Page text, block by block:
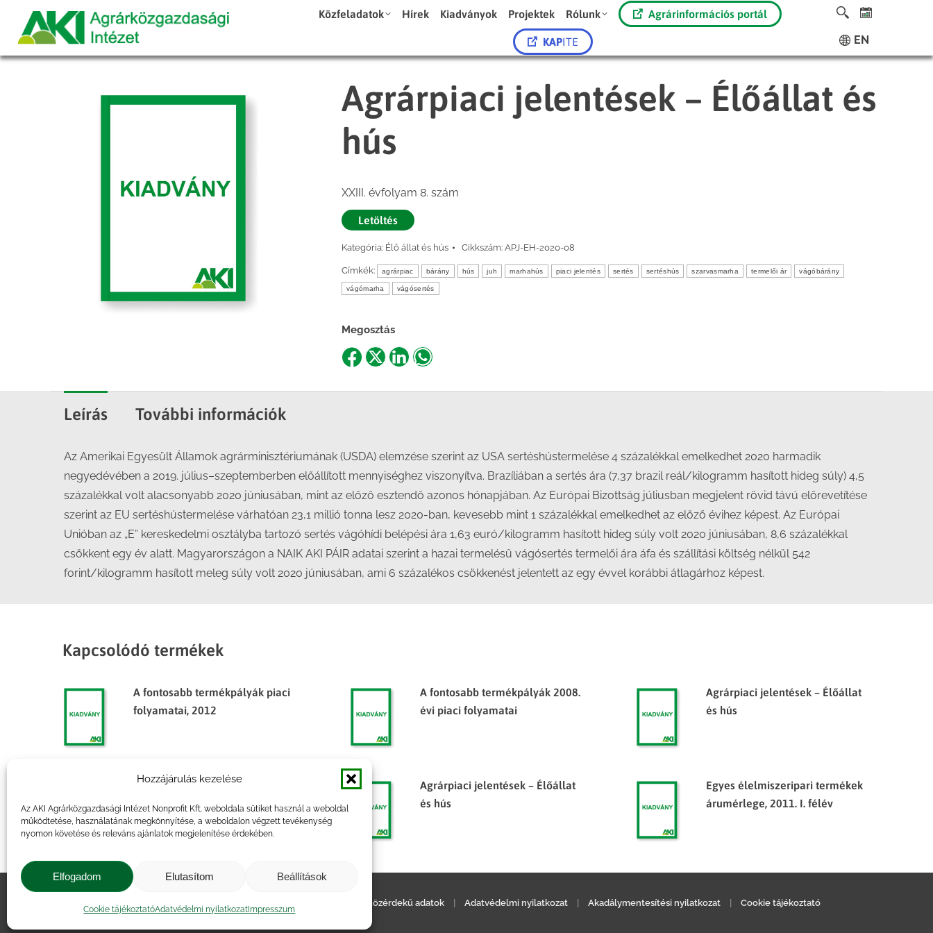
Hozzájárulás kezelése
Az AKI Agrárközgazdasági Intézet Nonprofit Kft. weboldala sütiket használ a weboldal
működtetése, használatának megkönnyítése, a weboldalon végzett tevékenység
nyomon követése és releváns ajánlatok megjelenítése érdekében.
Elfogadom Elutasítom Beállítások
Cookie tájékoztatóAdatvédelmi nyilatkozat Impresszum
Közfeladatok Hírek Kiadványok Projektek Rólunk Agrárinformációs portál
KAPITE EN
Agrárpiaci jelentések – Élőállat és
hús
XXIII. évfolyam 8. szám
Letöltés
Kategória: Élő állat és hús Cikkszám: APJ-EH-2020-08
Címkék: agrárpiac bárány hús juh marhahús piaci jelentés sertés sertéshús szarvasmarha termelői ár vágóbárány
vágómarha vágósertés
Megosztás
ShareShareShareShare
Leírás További információk
Az Amerikai Egyesült Államok agrárminisztériumának (USDA) elemzése szerint az USA sertéshústermelése 4 százalékkal emelkedhet 2020 harmadik
negyedévében a 2019. július–szeptemberben előállított mennyiséghez viszonyítva. Brazíliában a sertés ára (7,37 brazil reál/kilogramm hasított hideg súly) 4,5
százalékkal volt alacsonyabb 2020 júniusában, mint az előző esztendő azonos hónapjában. Az Európai Bizottság júliusban megjelent rövid távú előrevetítése
szerint az EU sertéshústermelése várhatóan 23,1 millió tonna lesz 2020-ban, kevesebb mint 1 százalékkal emelkedhet az előző évihez képest. Az Európai
Unióban az „E” kereskedelmi osztályba tartozó sertés vágóhídi belépési ára 1,63 euró/kilogramm hasított hideg súly volt 2020 júniusában, 8,6 százalékkal
csökkent egy év alatt. Magyarországon a NAIK AKI PÁIR adatai szerint a hazai termelésű vágósertés termelői ára áfa és szállítási költség nélkül 542
forint/kilogramm hasított meleg súly volt 2020 júniusában, ami 6 százalékos csökkenést jelentett az egy évvel korábbi átlagárhoz képest.
Kapcsolódó termékek
A fontosabb termékpályák piaci
folyamatai, 2012
A fontosabb termékpályák 2008.
évi piaci folyamatai
Agrárpiaci jelentések – Élőállat
és hús
Agrárpiaci jelentések – Élőállat
és hús
Agrárpiaci jelentések – Élőállat
és hús
Egyes élelmiszeripari termékek
árumérlege, 2011. I. félév
Impresszum Kapcsolat Közérdekű adatok Adatvédelmi nyilatkozat Akadálymentesítési nyilatkozat Cookie tájékoztató